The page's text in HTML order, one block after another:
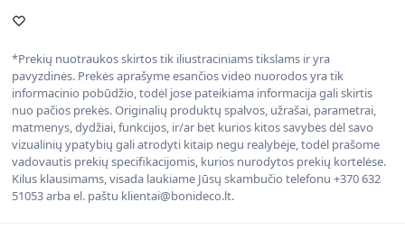
*Prekių nuotraukos skirtos tik iliustraciniams tikslams ir yra
pavyzdinės. Prekės aprašyme esančios video nuorodos yra tik
informacinio pobūdžio, todėl jose pateikiama informacija gali skirtis
nuo pačios prekės. Originalių produktų spalvos, užrašai, parametrai,
matmenys, dydžiai, funkcijos, ir/ar bet kurios kitos savybės dėl savo
vizualinių ypatybių gali atrodyti kitaip negu realybėje, todėl prašome
vadovautis prekių specifikacijomis, kurios nurodytos prekių kortelėse.
Kilus klausimams, visada laukiame Jūsų skambučio telefonu +370 632
51053 arba el. paštu klientai@bonideco.lt.